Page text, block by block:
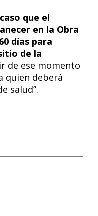
que el
en la Obra
días para
de la
de ese momento
quien deberá
salud”.